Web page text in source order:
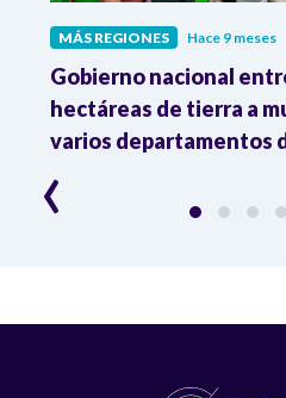
MÁS REGIONES Hace 9 meses
Gobierno nacional
hectáreas de tierra a
varios departamentos
‹